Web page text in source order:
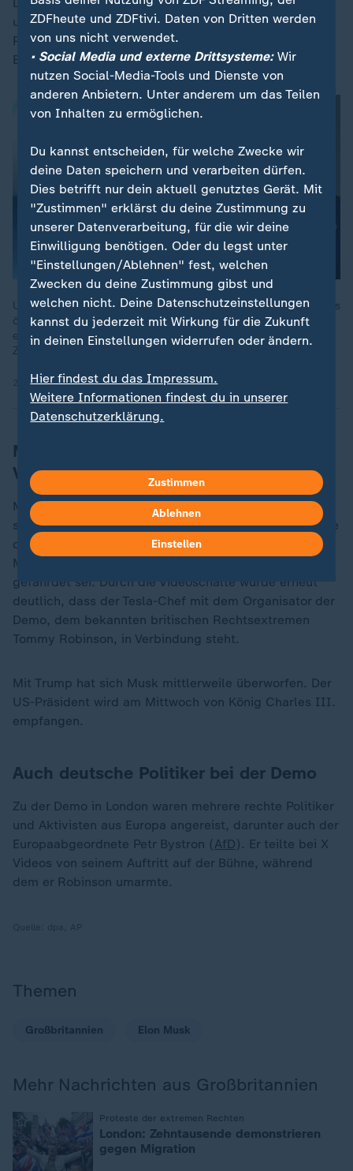
und anständiges Land, sagte der Sprecher des
Premiers. Mit solchen Aussagen werde "Gewalt und
Einschüchterung auf unseren Straßen" provoziert.
US-Technologie-Giganten beeinflussen immer größere Teile des
öffentlichen Diskurses. Welche Gefahren davon ausgehen,
erklärte Medienwissenschaftler Martin Andree im August bei
ZDFheute live.
20.08.2025 | 12:19 min
Musk-Aussagen haben eine
Vorgeschichte
Musk hatte die britische Regierung und Öffentlichkeit
schon in der Vergangenheit attackiert und - ähnlich wie
die Trump-Regierung - kritisiert, dass die
Meinungsfreiheit im Vereinigten Königreich akut
gefährdet sei. Durch die Videoschalte wurde erneut
deutlich, dass der Tesla-Chef mit dem Organisator der
Demo, dem bekannten britischen Rechtsextremen
Tommy Robinson, in Verbindung steht.
Mit Trump hat sich Musk mittlerweile überworfen. Der
US-Präsident wird am Mittwoch von König Charles III.
empfangen.
Auch deutsche Politiker bei der Demo
Zu der Demo in London waren mehrere rechte Politiker
und Aktivisten aus Europa angereist, darunter auch der
Europaabgeordnete Petr Bystron (AfD). Er teilte bei X
Videos von seinem Auftritt auf der Bühne, während
dem er Robinson umarmte.
Themen
Großbritannien Elon Musk
Mehr Nachrichten aus Großbritannien
Proteste der extremen Rechten
London: Zehntausende demonstrieren
gegen Migration
ZDFheute und ZDFtivi. Daten von Dritten werden
von uns nicht verwendet.
• Social Media und externe Drittsysteme:Wir
nutzen Social-Media-Tools und Dienste von
anderen Anbietern. Unter anderem um das Teilen
von Inhalten zu ermöglichen.
Du kannst entscheiden, für welche Zwecke wir
deine Daten speichern und verarbeiten dürfen.
Dies betrifft nur dein aktuell genutztes Gerät. Mit
"Zustimmen" erklärst du deine Zustimmung zu
unserer Datenverarbeitung, für die wir deine
Einwilligung benötigen. Oder du legst unter
"Einstellungen/Ablehnen" fest, welchen
Zwecken du deine Zustimmung gibst und
welchen nicht. Deine Datenschutzeinstellungen
kannst du jederzeit mit Wirkung für die Zukunft
in deinen Einstellungen widerrufen oder ändern.
Hier findest du das Impressum.
Weitere Informationen findest du in unserer
Datenschutzerklärung.
Zustimmen
Ablehnen
Einstellen